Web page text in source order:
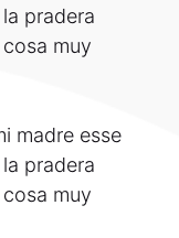
pradera
muy
madre esse
pradera
muy